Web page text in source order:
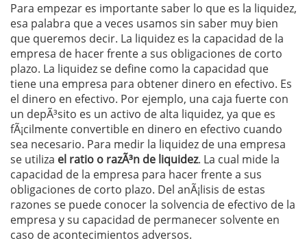
Para empezar es importante saber lo que es la liquidez,
esa palabra que a veces usamos sin saber muy bien
que queremos decir. La liquidez es la capacidad de la
empresa de hacer frente a sus obligaciones de corto
plazo. La liquidez se define como la capacidad que
tiene una empresa para obtener dinero en efectivo. Es
el dinero en efectivo. Por ejemplo, una caja fuerte con
un depÃ³sito es un activo de alta liquidez, ya que es
fÃ¡cilmente convertible en dinero en efectivo cuando
sea necesario. Para medir la liquidez de una empresa
se utiliza el ratio o razÃ³n de liquidez. La cual mide la
capacidad de la empresa para hacer frente a sus
obligaciones de corto plazo. Del anÃ¡lisis de estas
razones se puede conocer la solvencia de efectivo de la
empresa y su capacidad de permanecer solvente en
caso de acontecimientos adversos.